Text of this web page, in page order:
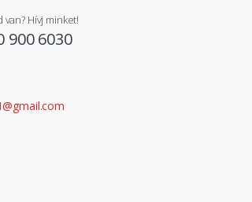
van? Hívj minket!
900 6030